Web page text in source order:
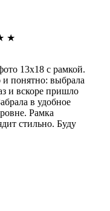
★
13х18 с рамкой.
и понятно: выбрала
и вскоре пришло
в удобное
Рамка
стильно. Буду